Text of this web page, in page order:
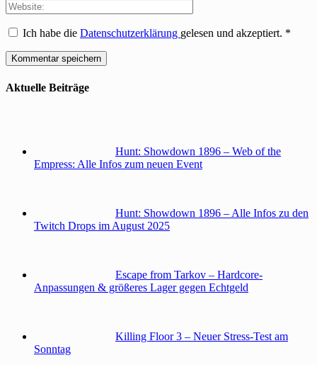
Ich habe die Datenschutzerklärung gelesen und akzeptiert. *
Aktuelle Beiträge
Hunt: Showdown 1896 – Web of the
Empress: Alle Infos zum neuen Event
Hunt: Showdown 1896 – Alle Infos zu den
Twitch Drops im August 2025
Escape from Tarkov – Hardcore-
Anpassungen & größeres Lager gegen Echtgeld
Killing Floor 3 – Neuer Stress-Test am
Sonntag